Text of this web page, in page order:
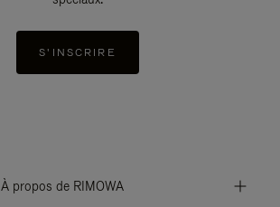
S'INSCRIRE
À propos de RIMOWA